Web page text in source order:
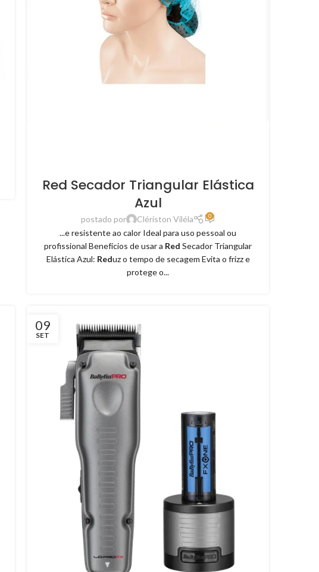
Red Secador Triangular Elástica
Azul
postado por Clériston Viléla 0
...e resistente ao calor Ideal para uso pessoal ou
profissional Benefícios de usar a Red Secador Triangular
Elástica Azul: Reduz o tempo de secagem Evita o frizz e
protege o...
09
SET